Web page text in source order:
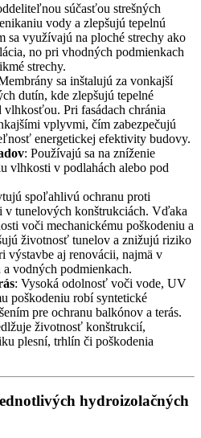
súčasťou strešných
vody a zlepšujú tepelnú
sa využívajú na ploché strechy ako
no pri vhodných podmienkach
strechy.
sa inštalujú za vonkajší
dutín, kde zlepšujú tepelné
vlhkosťou. Pri fasádach chránia
vplyvmi, čím zabezpečujú
energetickej efektivity budovy.
: Používajú sa na zníženie
vlhkosti v podlahách alebo pod
spoľahlivú ochranu proti
tunelových konštrukciách. Vďaka
voči mechanickému poškodeniu a
životnosť tunelov a znižujú riziko
výstavbe aj renovácii, najmä v
vodných podmienkach.
: Vysoká odolnosť voči vode, UV
poškodeniu robí syntetické
pre ochranu balkónov a terás.
životnosť konštrukcií,
plesní, trhlín či poškodenia
hydroizolačných